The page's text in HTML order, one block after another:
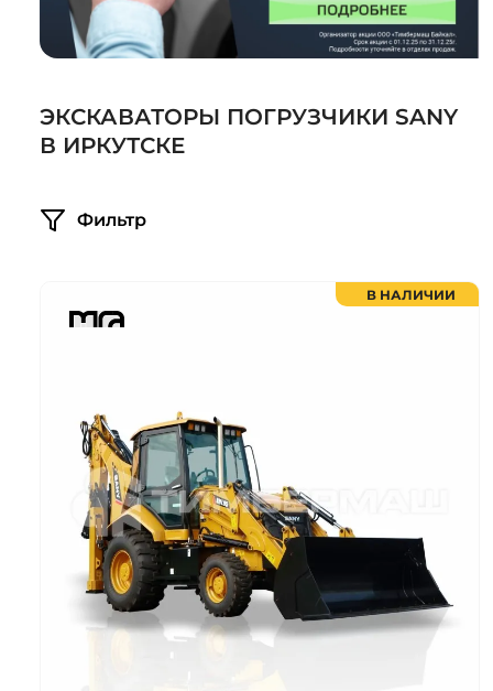
ЭКСКАВАТОРЫ ПОГРУЗЧИКИ SANY
В ИРКУТСКЕ
Фильтр
В НАЛИЧИИ
Системы 3D нивелирования
Мини-погрузчики
Грейферные захваты
Посевная техника